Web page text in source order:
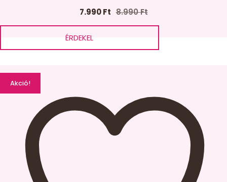
8.990Ft
Original
price
8.990 Ft.
7.990Ft
Current
price
7.990 Ft.
ÉRDEKEL
Akció!